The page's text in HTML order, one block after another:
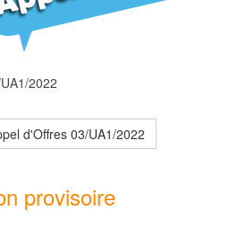
2022
d'Offres 03/UA1/2022
provisoire